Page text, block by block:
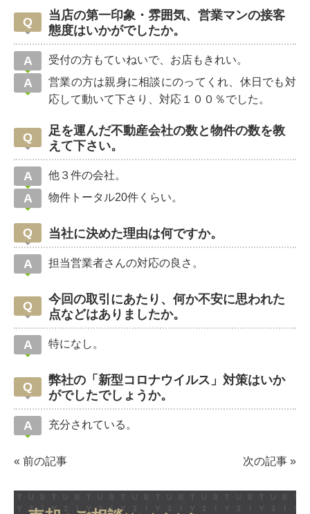
当店の第一印象・雰囲気、営業マンの接客
態度はいかがでしたか。
受付の方もていねいで、お店もきれい。
営業の方は親身に相談にのってくれ、休日でも対
応して動いて下さり、対応１００％でした。
足を運んだ不動産会社の数と物件の数を教
えて下さい。
他３件の会社。
物件トータル20件くらい。
当社に決めた理由は何ですか。
担当営業者さんの対応の良さ。
今回の取引にあたり、何か不安に思われた
点などはありましたか。
特になし。
弊社の「新型コロナウイルス」対策はいか
がでしたでしょうか。
充分されている。
« 前の記事 次の記事 »